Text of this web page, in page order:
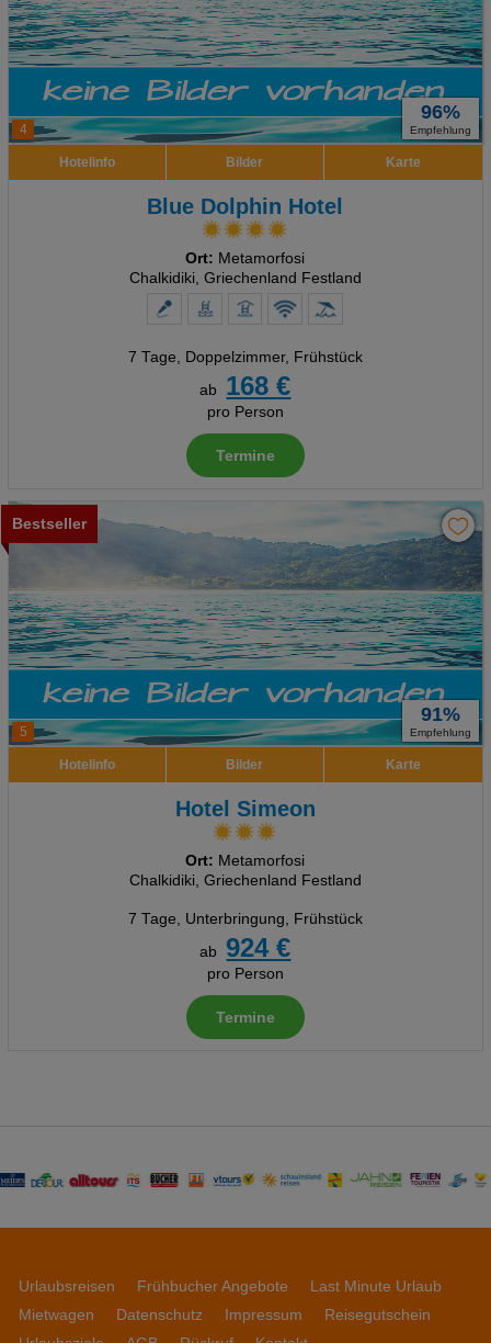
Social Media Cookies
Erweiterte Einstellungen
4
96%
Empfehlung
Hotelinfo Bilder Karte
Blue Dolphin Hotel
Ort: Metamorfosi
Chalkidiki, Griechenland Festland
7 Tage, Doppelzimmer, Frühstück
ab
168 €
pro Person
Termine
5
Bestseller
91%
Empfehlung
Hotelinfo Bilder Karte
Hotel Simeon
Ort: Metamorfosi
Chalkidiki, Griechenland Festland
7 Tage, Unterbringung, Frühstück
ab
924 €
pro Person
Termine
Urlaubsreisen Frühbucher Angebote
Last Minute Urlaub
Mietwagen
Datenschutz Impressum
Reisegutschein